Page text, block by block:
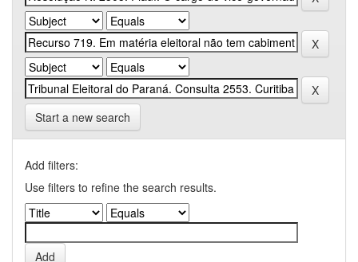
Start a new search
Add filters:
Use filters to refine the search results.